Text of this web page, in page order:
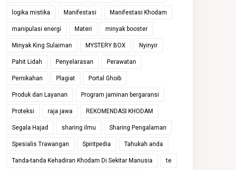
logika mistika Manifestasi Manifestasi Khodam
manipulasi energi Materi minyak booster
Minyak King Sulaiman MYSTERY BOX Nyinyir
Pahit Lidah Penyelarasan Perawatan
Pernikahan Plagiat Portal Ghoib
Produk dan Layanan Program jaminan bergaransi
Proteksi raja jawa REKOMENDASI KHODAM
Segala Hajad sharing ilmu Sharing Pengalaman
Spesialis Trawangan Spiritpedia Tahukah anda
Tanda-tanda Kehadiran Khodam Di Sekitar Manusia te